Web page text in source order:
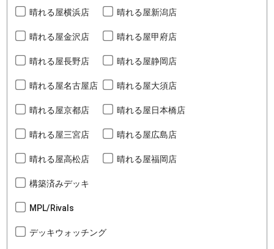
晴れる屋横浜店 晴れる屋新潟店
晴れる屋金沢店 晴れる屋甲府店
晴れる屋長野店 晴れる屋静岡店
晴れる屋名古屋店 晴れる屋大須店
晴れる屋京都店 晴れる屋日本橋店
晴れる屋三宮店 晴れる屋広島店
晴れる屋高松店 晴れる屋福岡店
構築済みデッキ
MPL/Rivals
デッキウォッチング